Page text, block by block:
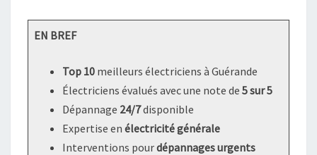
EN BREF
Top 10 meilleurs électriciens à Guérande
Électriciens évalués avec une note de 5 sur 5
Dépannage 24/7disponible
Expertise en électricité générale
Interventions pourdépannages urgents